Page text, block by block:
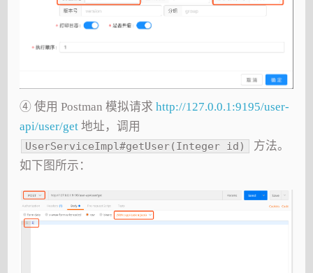
④ 使用 Postman 模拟请求http://127.0.0.1:9195/user-
api/user/get 地址，调用
UserServiceImpl#getUser(Integer id)
方法。
如下图所示：